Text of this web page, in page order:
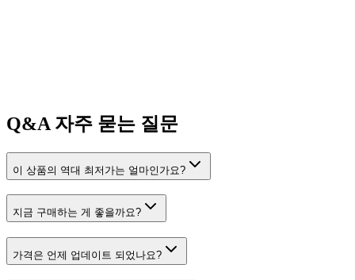
Q&A 자주 묻는 질문
이 상품의 역대 최저가는 얼마인가요?
지금 구매하는 게 좋을까요?
가격은 언제 업데이트 되었나요?